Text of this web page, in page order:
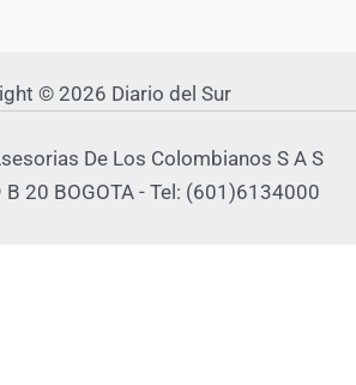
© 2026 Diario del Sur
De Los Colombianos S A S
B 20 BOGOTA - Tel: (601)6134000